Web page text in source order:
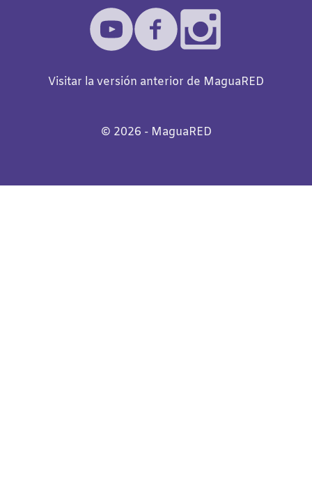
Visitar la versión anterior de MaguaRED
©️ 2026 - MaguaRED